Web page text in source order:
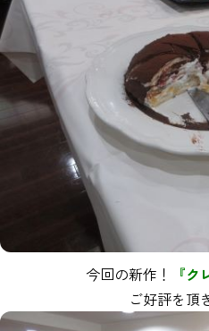
今回の新作！
『
ご好評を頂